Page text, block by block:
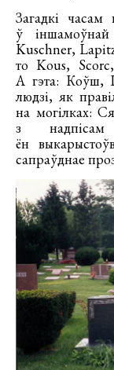
Загадкі часам
ў
Kuschner,
то Kous,
А гэта: Коўш,
людзі, як
на могілках:
з
ён
сапраўднае